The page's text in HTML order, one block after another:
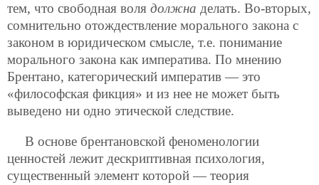
тем, что свободная воля должна делать. Во-вторых,
сомнительно отождествление морального закона с
законом в юридическом смысле, т.е. понимание
морального закона как императива. По мнению
Брентано, категорический императив — это
«философская фикция» и из нее не может быть
выведено ни одно этической следствие.
В основе брентановской феноменологии
ценностей лежит дескриптивная психология,
существенный элемент которой — теория